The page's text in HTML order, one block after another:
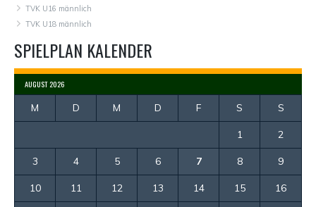
TVK U16 männlich
TVK U18 männlich
SPIELPLAN KALENDER
AUGUST 2026
M D M D F S S
1 2
3 4 5 6 7 8 9
10 11 12 13 14 15 16